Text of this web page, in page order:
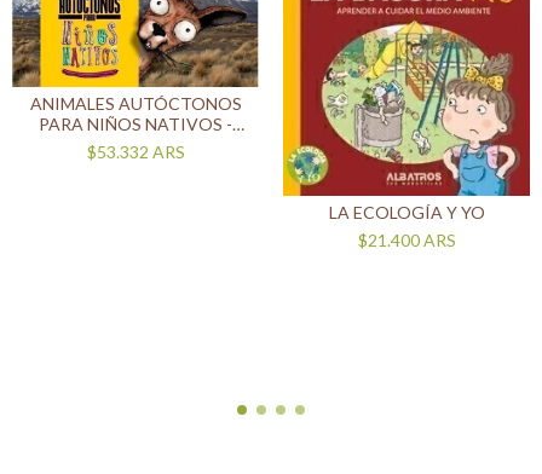
ANIMALES AUTÓCTONOS
PARA NIÑOS NATIVOS -
ESTEPA Y MONTE
$53.332 ARS
LA ECOLOGÍA Y YO
$21.400ARS